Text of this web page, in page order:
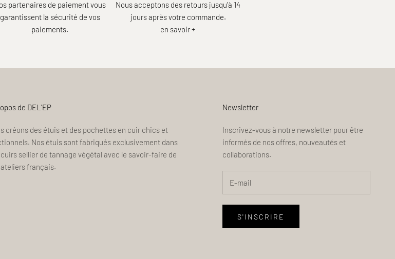
partenaires de paiement vous
garantissent la sécurité de vos
paiements.
Nous acceptons des retours jusqu'à 14
jours après votre commande.
en savoir +
de DEL'EP
créons des étuis et des pochettes en cuir chics et
Nos étuis sont fabriqués exclusivement dans
sellier de tannage végétal avec le savoir-faire de
français.
Newsletter
Inscrivez-vous à notre newsletter pour être
informés de nos offres, nouveautés et
collaborations.
S'INSCRIRE